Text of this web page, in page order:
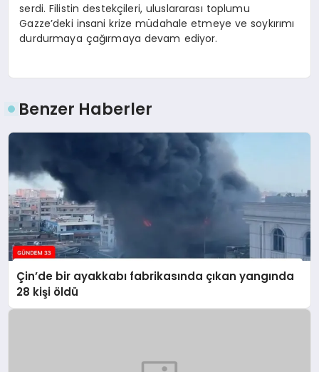
serdi. Filistin destekçileri, uluslararası toplumu
Gazze’deki insani krize müdahale etmeye ve soykırımı
durdurmaya çağırmaya devam ediyor.
Benzer Haberler
Çin’de bir ayakkabı fabrikasında çıkan yangında
28 kişi öldü